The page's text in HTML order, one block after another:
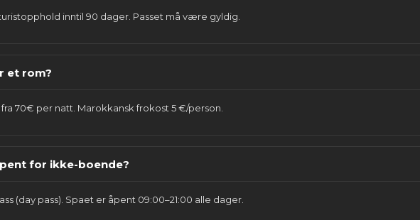
inntil 90 dager. Passet må være gyldig.
et rom?
70€ per natt. Marokkansk frokost 5 €/person.
for ikke-boende?
(day pass). Spaet er åpent 09:00–21:00 alle dager.